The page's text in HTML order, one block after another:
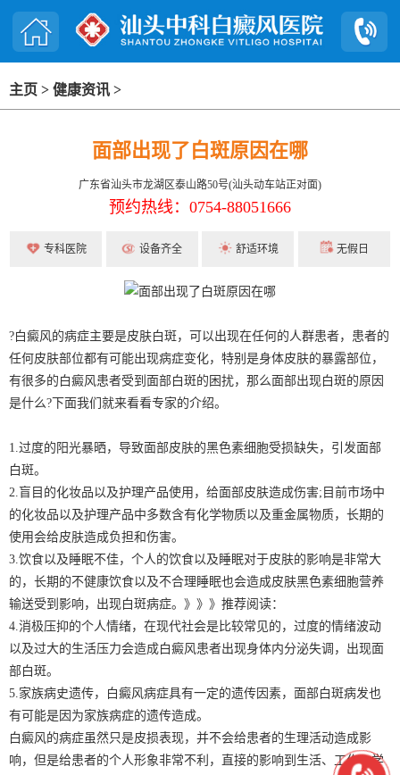
主页 > 健康资讯 >
面部出现了白斑原因在哪
广东省汕头市龙湖区泰山路50号(汕头动车站正对面)
预约热线：0754-88051666
专科医院 设备齐全 舒适环境 无假日
?白癜风的病症主要是皮肤白斑，可以出现在任何的人群患者，患者的
任何皮肤部位都有可能出现病症变化，特别是身体皮肤的暴露部位，
有很多的白癜风患者受到面部白斑的困扰，那么面部出现白斑的原因
是什么?下面我们就来看看专家的介绍。
1.过度的阳光暴晒，导致面部皮肤的黑色素细胞受损缺失，引发面部
白斑。
2.盲目的化妆品以及护理产品使用，给面部皮肤造成伤害;目前市场中
的化妆品以及护理产品中多数含有化学物质以及重金属物质，长期的
使用会给皮肤造成负担和伤害。
3.饮食以及睡眠不佳，个人的饮食以及睡眠对于皮肤的影响是非常大
的，长期的不健康饮食以及不合理睡眠也会造成皮肤黑色素细胞营养
输送受到影响，出现白斑病症。》》》推荐阅读：
4.消极压抑的个人情绪，在现代社会是比较常见的，过度的情绪波动
以及过大的生活压力会造成白癜风患者出现身体内分泌失调，出现面
部白斑。
5.家族病史遗传，白癜风病症具有一定的遗传因素，面部白斑病发也
有可能是因为家族病症的遗传造成。
白癜风的病症虽然只是皮损表现，并不会给患者的生理活动造成影
响，但是给患者的个人形象非常不利，直接的影响到生活、工作、学